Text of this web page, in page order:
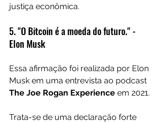
justiça econômica.
5. "O Bitcoin é a moeda do futuro." -
Elon Musk
Essa afirmação foi realizada por Elon
Musk em uma entrevista ao podcast
The Joe Rogan Experience em 2021.
Trata-se de uma declaração forte